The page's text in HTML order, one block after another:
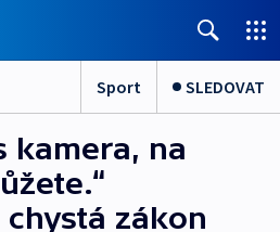
Sport SLEDOVAT
kamera, na
zákon